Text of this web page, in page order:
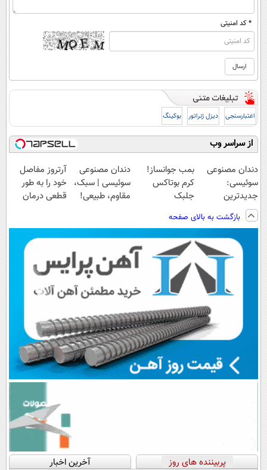
* کد امنیتی
اعتبارسنجی دیزل ژنراتور بوکینگ
از سراسر وب
دندان مصنوعی
سوئیسی:
جدیدترین
فناوری اروپا،
سبک و مقاوم |
پرداخت قسطی
بمب جوانساز!
کرم بوتاکس
جلبک
دندان مصنوعی
سوئیسی | سبک،
مقاوم، طبیعی!
اقساطی😍
آرتروز مفاصل
خود را به طور
قطعی درمان
بازگشت به بالای صفحه
پربیننده های روز آخرین اخبار